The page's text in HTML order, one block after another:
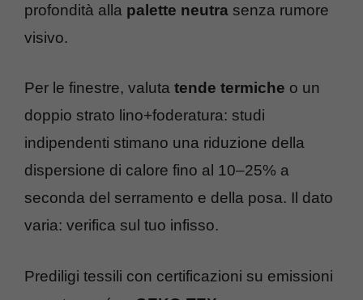
profondità alla palette neutra senza rumore
visivo.
Per le finestre, valuta tende termiche o un
doppio strato lino+foderatura: studi
indipendenti stimano una riduzione della
dispersione di calore fino al 10–25% a
seconda del serramento e della posa. Il dato
varia: verifica sul tuo infisso.
Prediligi tessili con certificazioni su emissioni